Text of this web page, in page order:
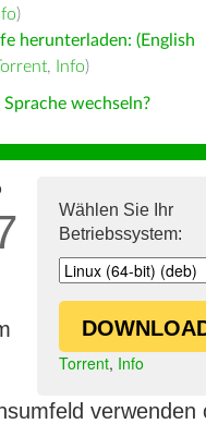
)
herunterladen: (English
, Info)
wechseln?
Wählen Sie Ihr
Betriebssystem:
Torrent, Info
verwenden